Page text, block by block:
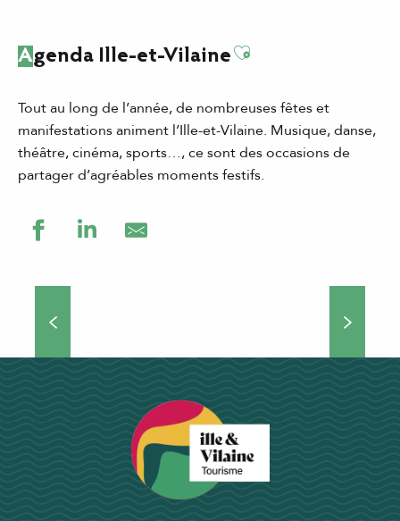
Agenda Ille-et-VilaineAjouter aux
Tout au long de l’année, de nombreuses fêtes et
manifestations animent l’Ille-et-Vilaine. Musique, danse,
théâtre, cinéma, sports…, ce sont des occasions de
partager d’agréables moments festifs.
Théâtre de rue, concerts, manifestations culturelles et
sportives… Si vous choisissez de venir séjourner en Ille-
DÉCOUVRIR